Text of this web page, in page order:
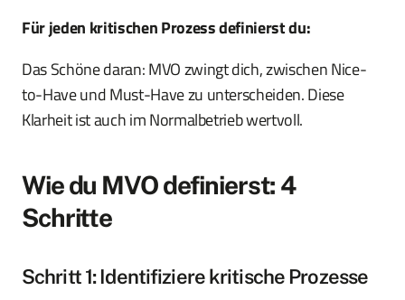
Für jeden kritischen Prozess definierst du:
Das Schöne daran: MVO zwingt dich, zwischen Nice-
to-Have und Must-Have zu unterscheiden. Diese
Klarheit ist auch im Normalbetrieb wertvoll.
Wie du MVO definierst: 4
Schritte
Schritt 1: Identifiziere kritische Prozesse